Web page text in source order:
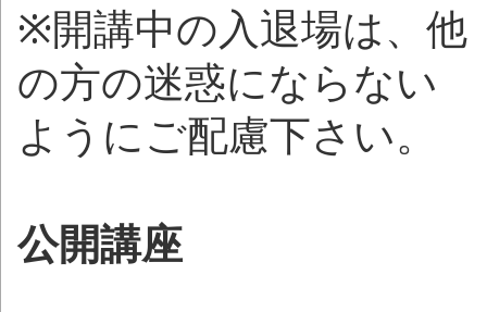
※開講中の入退場は、他
の方の迷惑にならない
ようにご配慮下さい。
公開講座